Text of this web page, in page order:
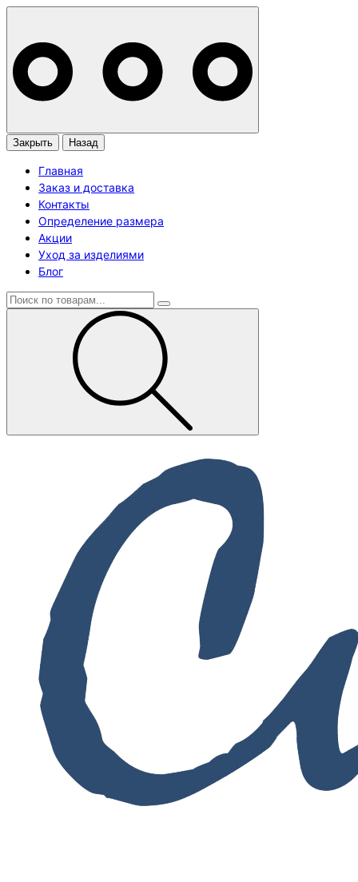
Закрыть Назад
Главная
Заказ и доставка
Контакты
Определение размера
Акции
Уход за изделиями
Блог